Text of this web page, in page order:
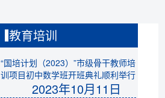
教育培训
“国培计划（2023）”市级骨干教师培
训项目初中数学班开班典礼顺利举行
2023年10月11日